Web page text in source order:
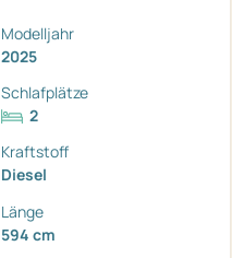
Modelljahr
2025
Schlafplätze
2
Kraftstoff
Diesel
Länge
594 cm